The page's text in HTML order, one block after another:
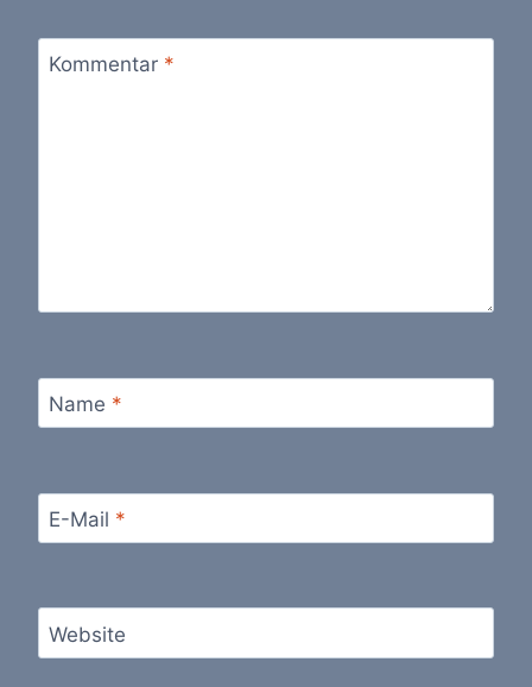
Kommentar *
Name *
E-Mail *
Website